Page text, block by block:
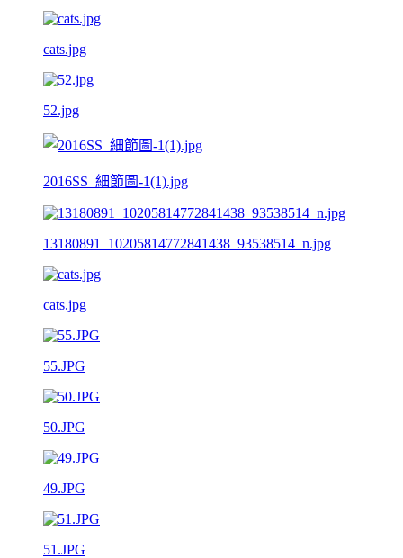
cats.jpg
52.jpg
2016SS_細節圖-1(1).jpg
13180891_10205814772841438_93538514_n.jpg
cats.jpg
55.JPG
50.JPG
49.JPG
51.JPG